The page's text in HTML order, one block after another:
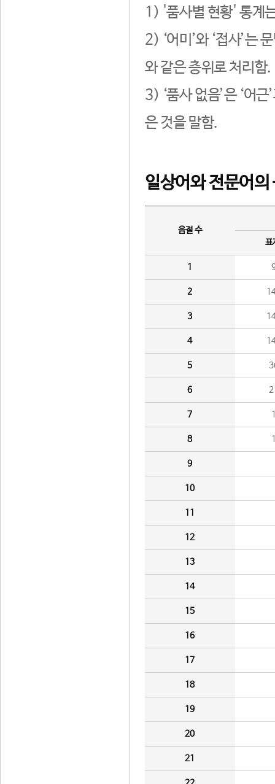
1) '품사별 현황' 통계
2) ‘어미’와 ‘접사’는
와 같은 층위로 처리함.
3) ‘품사 없음’은 ‘어
은 것을 말함.
일상어와 전문어의
음절 수
표
1
2
3
4
5
6
7
8
9
10
11
12
13
14
15
16
17
18
19
20
21